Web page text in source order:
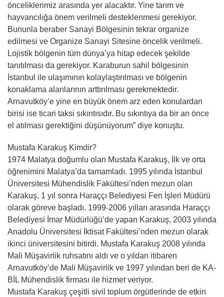
önceliklerimiz arasında yer alacaktır. Yine tarım ve
hayvancılığa önem verilmeli desteklenmesi gerekiyor.
Bununla beraber Sanayi Bölgesinin tekrar organize
edilmesi ve Organize Sanayi Sitesine öncelik verilmeli.
Lojistik bölgenin tüm dünya’ya hitap edecek şekilde
tanıtılması da gerekiyor. Karaburun sahil bölgesinin
İstanbul ile ulaşımının kolaylaştırılması ve bölgenin
konaklama alanlarının arttırılması gerekmektedir.
Arnavutköy’e yine en büyük önem arz eden konulardan
birisi ise ticari taksi sıkıntısıdır. Bu sıkıntıya da bir an önce
el atılması gerektiğini düşünüyorum” diye konuştu.
Mustafa Karakuş Kimdir?
1974 Malatya doğumlu olan Mustafa Karakuş, İlk ve orta
öğrenimini Malatya’da tamamladı. 1995 yılında İstanbul
Üniversitesi Mühendislik Fakültesi’nden mezun olan
Karakuş, 1 yıl sonra Haraççı Belediyesi Fen İşleri Müdürü
olarak göreve başladı. 1999-2006 yılları arasında Haraççı
Belediyesi İmar Müdürlüğü’de yapan Karakuş, 2003 yılında
Anadolu Üniversitesi İktisat Fakültesi’nden mezun olarak
ikinci üniversitesini bitirdi. Mustafa Karakuş 2008 yılında
Mali Müşavirlik ruhsatını aldı ve o yıldan itibaren
Arnavutköy’de Mali Müşavirlik ve 1997 yılından beri de KA-
BİL Mühendislik firması ile hizmet veriyor.
Mustafa Karakuş çeşitli sivil toplum örgütlerinde de etkin